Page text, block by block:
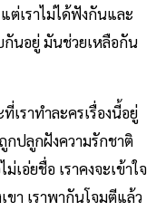
ต่เราไม่ได้ฟังกันและ
กันอยู่ มันช่วยเหลือกัน
ราทำละครเรื่องนี้อยู่
กปลูกฝังความรักชาติ
เอ่ยชื่อ เราคงจะเข้าใจ
ขา เราพากันโจมตีแล้ว